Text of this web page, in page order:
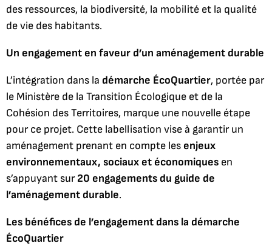
des ressources, la biodiversité, la mobilité et la qualité
de vie des habitants.
Un engagement en faveur d’un aménagement durable
L’intégration dans la démarche ÉcoQuartier, portée par
le Ministère de la Transition Écologique et de la
Cohésion des Territoires, marque une nouvelle étape
pour ce projet. Cette labellisation vise à garantir un
aménagement prenant en compte les enjeux
environnementaux, sociaux et économiques en
s’appuyant sur20 engagements du guide de
l’aménagement durable.
Les bénéfices de l’engagement dans la démarche
ÉcoQuartier